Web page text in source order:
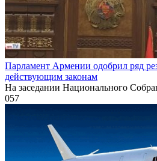
Парламент Армении одобрил ряд
действующим законам
На заседании Национального
057